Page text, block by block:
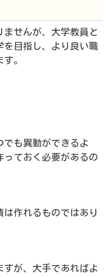
せんが、大学教員と
を目指し、より良い職
。
でも異動ができるよ
っておく必要があるの
作れるものではあり
が、大手であればよ